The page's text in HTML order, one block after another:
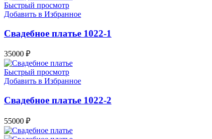
Быстрый просмотр
Добавить в Избранное
Свадебное платье 1022-1
35000 ₽
Быстрый просмотр
Добавить в Избранное
Свадебное платье 1022-2
55000 ₽